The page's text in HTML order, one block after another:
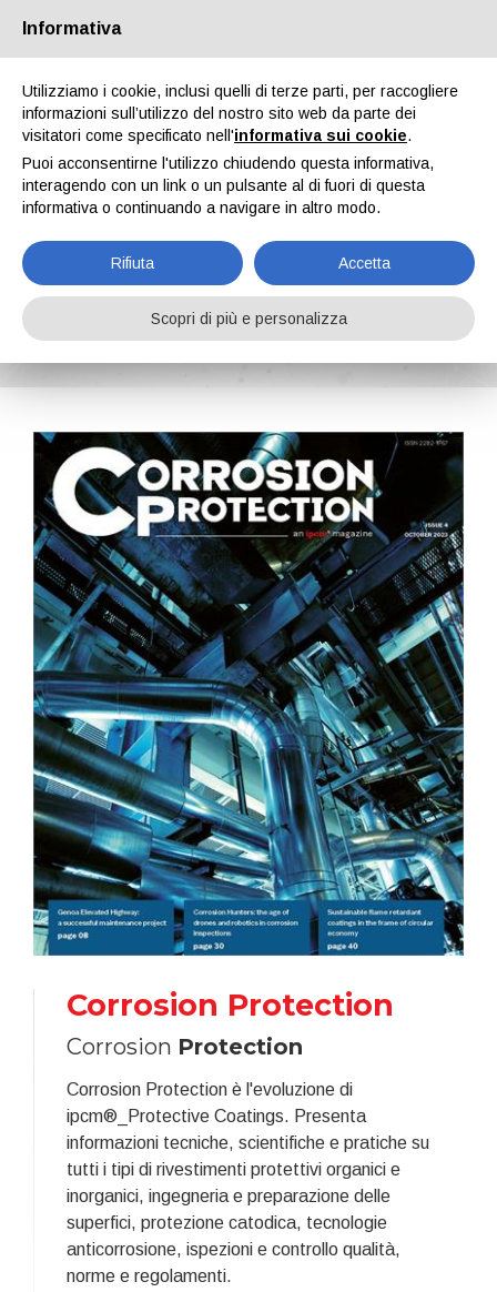
Chi siamo Partners Contatti Area riservata
Corrosion Protection n. 4, Vol. I, Ottobre 2023
Home Riviste Corrosion Protection Corrosion Protection n. 4, Vol. I, Ottobre 2023
Corrosion Protection
Corrosion Protection
Corrosion Protection è l'evoluzione di
ipcm®_Protective Coatings. Presenta
informazioni tecniche, scientifiche e pratiche su
tutti i tipi di rivestimenti protettivi organici e
inorganici, ingegneria e preparazione delle
superfici, protezione catodica, tecnologie
anticorrosione, ispezioni e controllo qualità,
norme e regolamenti.
Informativa
Utilizziamo i cookie, inclusi quelli di terze parti, per raccogliere
informazioni sull’utilizzo del nostro sito web da parte dei
visitatori come specificato nell'informativa sui cookie.
Puoi acconsentirne l'utilizzo chiudendo questa informativa,
interagendo con un link o un pulsante al di fuori di questa
informativa o continuando a navigare in altro modo.
Rifiuta Accetta
Scopri di più e personalizza